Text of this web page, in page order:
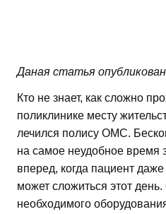
Даная статья
Кто не знает, как сложно
поликлинике месту
лечился полису ОМС.
на самое неудобное время
вперед, когда пациент даже
может сложиться этот день.
необходимого